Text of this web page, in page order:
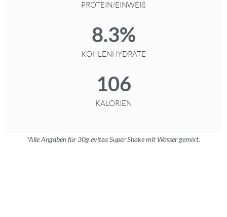
PROTEIN/EINWEIß
KOHLENHYDRATE
8.3%
KALORIEN
106
*Alle Angaben für 30g evitea Super Shake mit Wasser gemixt.